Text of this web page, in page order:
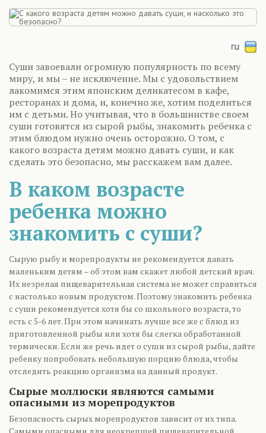
Суши завоевали огромную популярность по всему
миру, и мы – не исключение. Мы с удовольствием
лакомимся этим японским деликатесом в кафе,
ресторанах и дома, и, конечно же, хотим поделиться
им с детьми. Но учитывая, что в большинстве своем
суши готовятся из сырой рыбы, знакомить ребенка с
этим блюдом нужно очень осторожно. О том, с
какого возраста детям можно давать суши, и как
сделать это безопасно, мы расскажем вам далее.
В каком возрасте
ребенка можно
знакомить с суши?
Сырую рыбу и морепродукты не рекомендуется давать
маленьким детям – об этом вам скажет любой детский врач.
Их незрелая пищеварительная система не может справиться
с настолько новым продуктом. Поэтому знакомить ребенка
с суши рекомендуется хотя бы со школьного возраста, то
есть с 5-6 лет. При этом начинать лучше все же с блюд из
приготовленной рыбы или хотя бы слегка обработанной
термически. Если же речь идет о суши из сырой рыбы, дайте
ребенку попробовать небольшую порцию блюда, чтобы
отследить реакцию организма на данный продукт.
Сырые моллюски являются самыми
опасными из морепродуктов
Безопасность сырых морепродуктов зависит от их типа.